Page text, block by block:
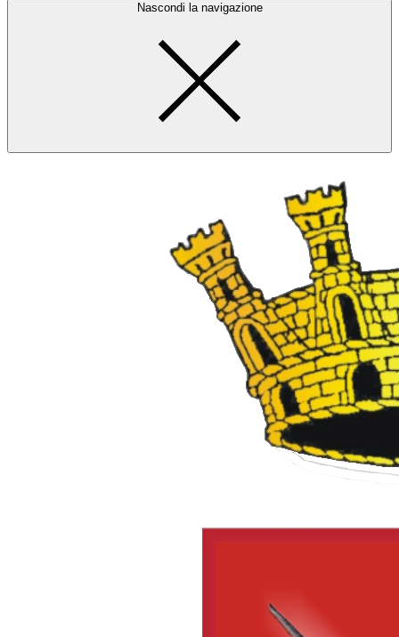
Nascondi la navigazione